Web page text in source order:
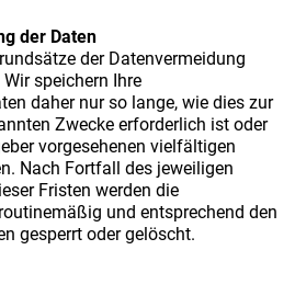
der Daten
der Datenvermeidung
speichern Ihre
daher nur so lange, wie dies zur
Zwecke erforderlich ist oder
vorgesehenen vielfältigen
Nach Fortfall des jeweiligen
Fristen werden die
und entsprechend den
gesperrt oder gelöscht.